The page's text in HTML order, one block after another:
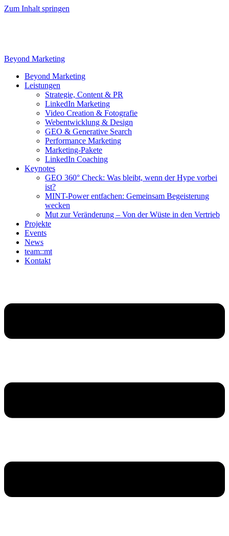
Zum Inhalt springen
Beyond Marketing
Beyond Marketing
Leistungen
Strategie, Content & PR
LinkedIn Marketing
Video Creation & Fotografie
Webentwicklung & Design
GEO & Generative Search
Performance Marketing
Marketing-Pakete
LinkedIn Coaching
Keynotes
GEO 360° Check: Was bleibt, wenn der Hype vorbei
ist?
MINT-Power entfachen: Gemeinsam Begeisterung
wecken
Mut zur Veränderung – Von der Wüste in den Vertrieb
Projekte
Events
News
team::mt
Kontakt